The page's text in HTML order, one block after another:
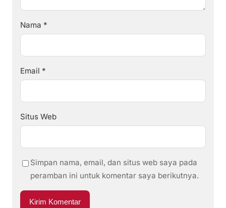
Nama *
Email *
Situs Web
Simpan nama, email, dan situs web saya pada
peramban ini untuk komentar saya berikutnya.